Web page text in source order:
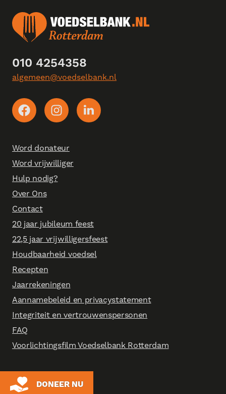
010 4254358
algemeen@voedselbank.nl
Word donateur
Word vrijwilliger
Hulp nodig?
Over Ons
Contact
20 jaar jubileum feest
22,5 jaar vrijwilligersfeest
Houdbaarheid voedsel
Recepten
Jaarrekeningen
Aannamebeleid en privacystatement
Integriteit en vertrouwenspersonen
FAQ
Voorlichtingsfilm Voedselbank Rotterdam
DONEER NU